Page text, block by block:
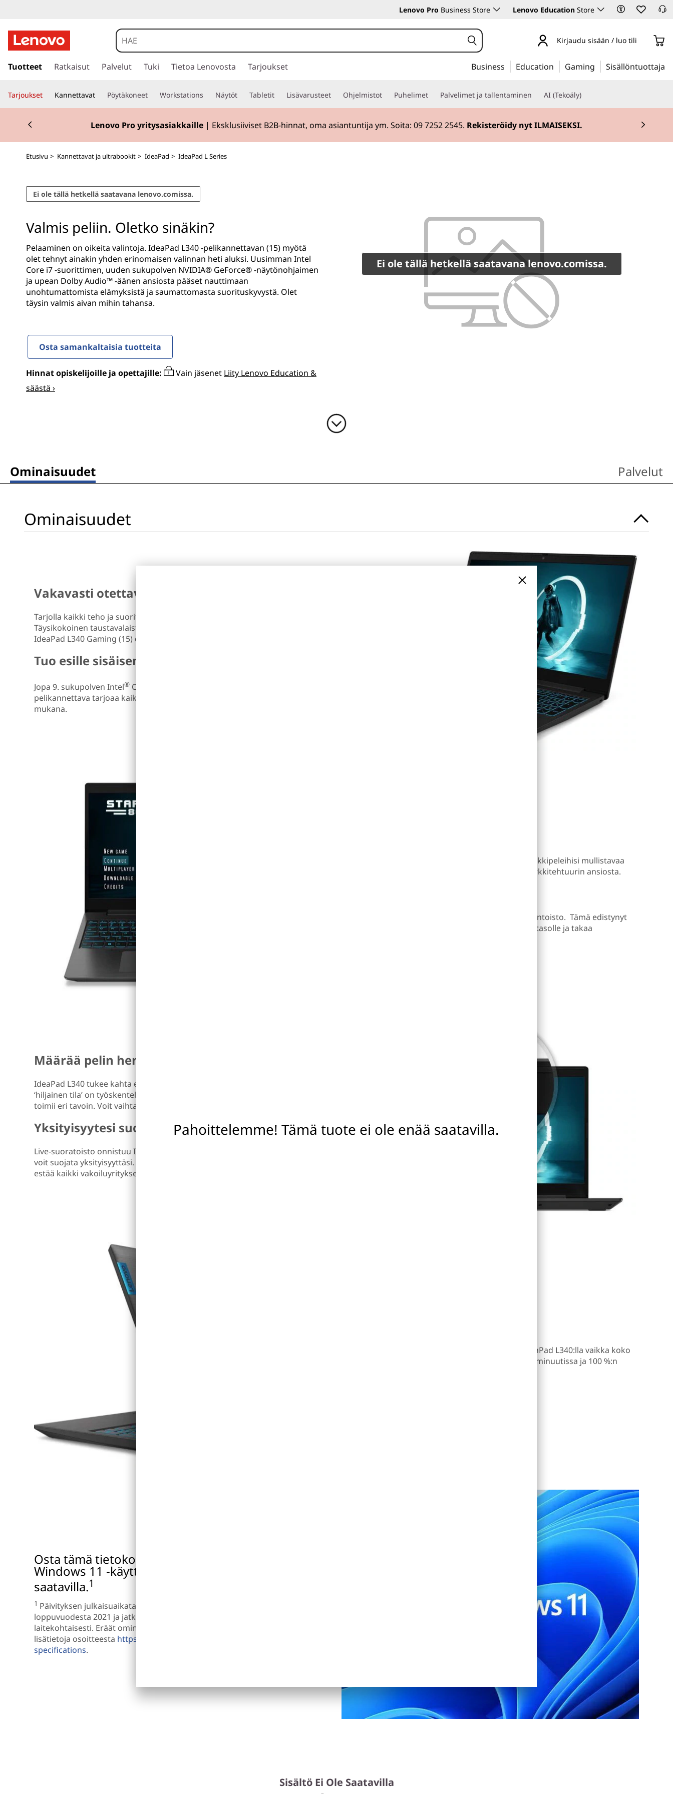
d
e
P
d
Lenovo Pro Business Store Lenovo Education Store
i
r
y
ä
Kirjaudu sisään / luo tili
Tuotteet Ratkaisut Palvelut Tuki Tietoa Lenovosta Tarjoukset Business Education Gaming Sisällöntuottaja
Tarjoukset Kannettavat Pöytäkoneet Workstations Näytöt Tabletit Lisävarusteet Ohjelmistot Puhelimet Palvelimet ja tallentaminen AI (Tekoäly)
Lenovo Pro yritysasiakkaille | Eksklusiiviset B2B-hinnat, oma asiantuntija ym. Soita: 09 7252 2545. Rekisteröidy nyt ILMAISEKSI.
Pahoittelemme! Tämä tuote ei ole enää saatavilla.
Etusivu > Kannettavat ja ultrabookit > IdeaPad > IdeaPad L Series
Ei ole tällä hetkellä saatavana lenovo.comissa.
Valmis peliin. Oletko sinäkin?
Pelaaminen on oikeita valintoja. IdeaPad L340 -pelikannettavan (15) myötä
olet tehnyt ainakin yhden erinomaisen valinnan heti aluksi. Uusimman Intel
Core i7 -suorittimen, uuden sukupolven NVIDIA® GeForce® -näytönohjaimen
ja upean Dolby Audio™ -äänen ansiosta pääset nauttimaan
unohtumattomista elämyksistä ja saumattomasta suorituskyvystä. Olet
täysin valmis aivan mihin tahansa.
Osta samankaltaisia tuotteita
Hinnat opiskelijoille ja opettajille: Vain jäsenet Liity Lenovo Education &
säästä ›
Ei ole tällä hetkellä saatavana lenovo.comissa.
Ominaisuudet Palvelut
Ominaisuudet
Vakavasti otettava pelikannettava
Tarjolla kaikki teho ja suorituskyky, joita tarvitset pelatessasi parhaita vastaan.
Täysikokoinen taustavalaistu näppäimistö. Näppärä ja tyylikäs muotoilu.
IdeaPad L340 Gaming (15) on kaikilta osin tosipelaajan kannettava.
Tuo esille sisäisen pelaajasi
Jopa 9. sukupolven Intel® Core™ i7 -suorittimella varustettu IdeaPad L340 -
pelikannettava tarjoaa kaiken tehon, jota tarvitset pysyäksesi menossa
mukana.
GTX 1650 -pelikannettavat tarjoavat suosikkipeleihisi mullistavaa
graafista suorituskykyä palkitun NVIDIA Turing™ -arkkitehtuurin ansiosta.
Jokaisessa IdeaPad L340:ssä on Dolby Audio™ -äänentoisto. Tämä edistynyt
ääniteknologia vie mobiilipelaamisen aivan uudelle tasolle ja takaa
Määrää pelin henki
IdeaPad L340 tukee kahta erillistä tilaa: ‘Nopea tila’ on pelaamista varten, ja
‘hiljainen tila’ on työskentelyyn. Kumpikin tila näyttää ja tuntuu erilaiselta sekä
toimii eri tavoin. Voit vaihtaa niiden välillä omien tarpeidesi mukaisesti.
Yksityisyytesi suojalla on väliä
Live-suoratoisto onnistuu IdeaPad L340 -kannettavalla helposti – ja samalla
voit suojata yksityisyyttäsi. Verkkokameran fyysisen sulkimen ansiosta voit
estää kaikki vakoiluyritykset.
Jopa 9,5 tunnin akkukeston ansiosta voit pelata IdeaPad L340:lla vaikka koko
päivän. Lisäksi akku latautuu 80 %:n varaukseen 60 minuutissa ja 100 %:n
Osta tämä tietokone ja voit päivittää sen maksutta
Windows 11 -käyttöjärjestelmään, kun päivitys on
saatavilla.1
1 Päivityksen julkaisuaikataulua viimeistellään: päivitysten on määrä alkaa
loppuvuodesta 2021 ja jatkua vuoteen 2022. Tarkka aikataulu vaihtelee
laitekohtaisesti. Eräät ominaisuudet edellyttävät määrättyjä laitteistoja. Katso
lisätietoja osoitteesta https://www.microsoft.com/windows/windows-11-
specifications.
Sisältö Ei Ole Saatavilla